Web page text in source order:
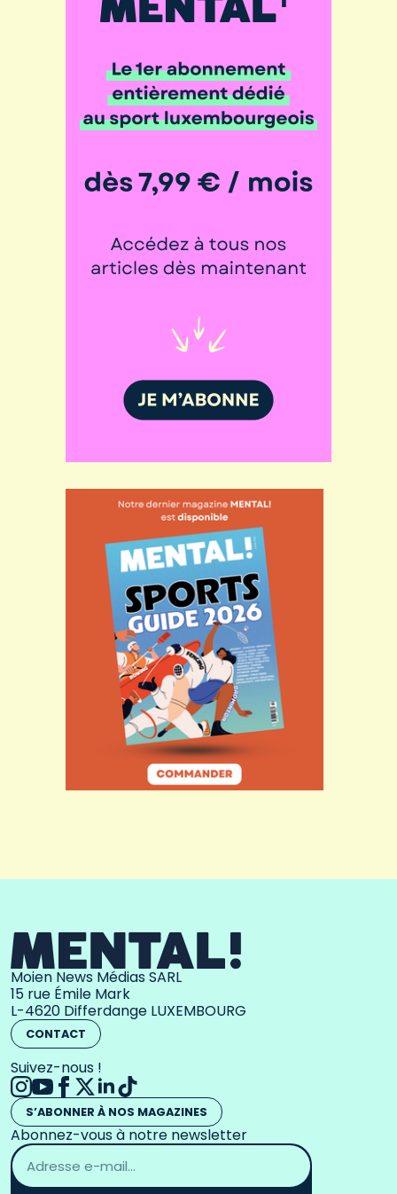
Moien News Médias SARL
15 rue Émile Mark
L-4620 Differdange LUXEMBOURG
CONTACT
Suivez-nous !
S’ABONNER À NOS MAGAZINES
Abonnez-vous à notre newsletter
Adresse
email
*